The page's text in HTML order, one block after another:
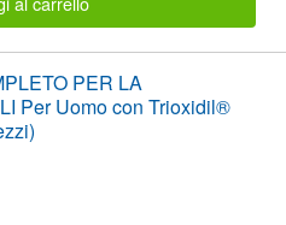
PER LA
Per Uomo con Trioxidil®